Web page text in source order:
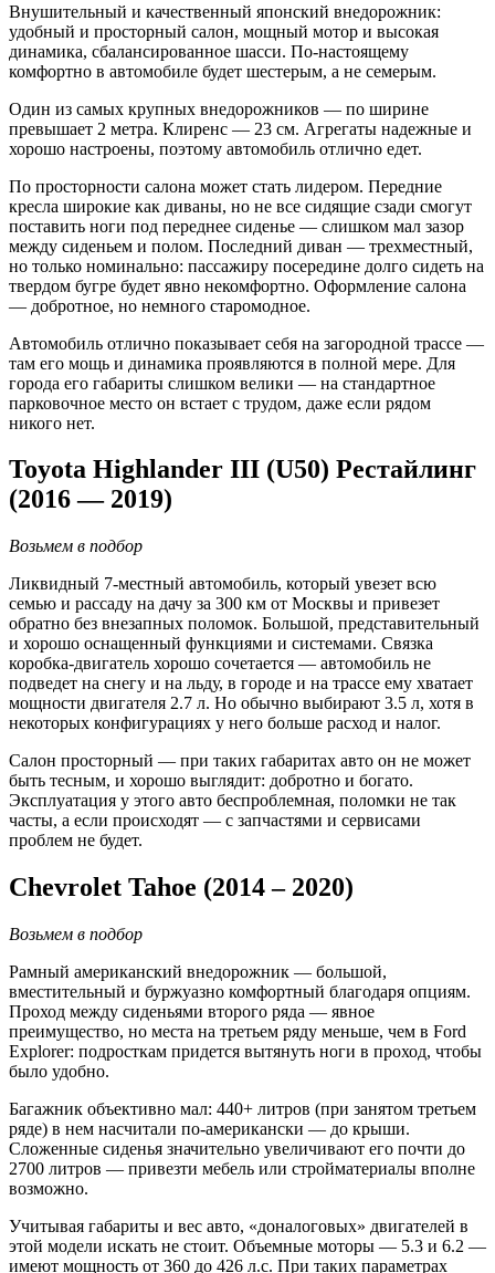
Внушительный и качественный японский внедорожник:
удобный и просторный салон, мощный мотор и высокая
динамика, сбалансированное шасси. По-настоящему
комфортно в автомобиле будет шестерым, а не семерым.
Один из самых крупных внедорожников — по ширине
превышает 2 метра. Клиренс — 23 см. Агрегаты надежные и
хорошо настроены, поэтому автомобиль отлично едет.
По просторности салона может стать лидером. Передние
кресла широкие как диваны, но не все сидящие сзади смогут
поставить ноги под переднее сиденье — слишком мал зазор
между сиденьем и полом. Последний диван — трехместный,
но только номинально: пассажиру посередине долго сидеть на
твердом бугре будет явно некомфортно. Оформление салона
— добротное, но немного старомодное.
Автомобиль отлично показывает себя на загородной трассе —
там его мощь и динамика проявляются в полной мере. Для
города его габариты слишком велики — на стандартное
парковочное место он встает с трудом, даже если рядом
никого нет.
Toyota Highlander III (U50) Рестайлинг
(2016 — 2019)
Возьмем в подбор
Ликвидный 7-местный автомобиль, который увезет всю
семью и рассаду на дачу за 300 км от Москвы и привезет
обратно без внезапных поломок. Большой, представительный
и хорошо оснащенный функциями и системами. Связка
коробка-двигатель хорошо сочетается — автомобиль не
подведет на снегу и на льду, в городе и на трассе ему хватает
мощности двигателя 2.7 л. Но обычно выбирают 3.5 л, хотя в
некоторых конфигурациях у него больше расход и налог.
Салон просторный — при таких габаритах авто он не может
быть тесным, и хорошо выглядит: добротно и богато.
Эксплуатация у этого авто беспроблемная, поломки не так
часты, а если происходят — с запчастями и сервисами
проблем не будет.
Chevrolet Tahoe (2014 – 2020)
Возьмем в подбор
Рамный американский внедорожник — большой,
вместительный и буржуазно комфортный благодаря опциям.
Проход между сиденьями второго ряда — явное
преимущество, но места на третьем ряду меньше, чем в Ford
Explorer: подросткам придется вытянуть ноги в проход, чтобы
было удобно.
Багажник объективно мал: 440+ литров (при занятом третьем
ряде) в нем насчитали по-американски — до крыши.
Сложенные сиденья значительно увеличивают его почти до
2700 литров — привезти мебель или стройматериалы вполне
возможно.
Учитывая габариты и вес авто, «доналоговых» двигателей в
этой модели искать не стоит. Объемные моторы — 5.3 и 6.2 —
имеют мощность от 360 до 426 л.с. При таких параметрах